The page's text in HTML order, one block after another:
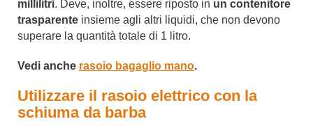
millilitri. Deve, inoltre, essere riposto in un contenitore
trasparente insieme agli altri liquidi, che non devono
superare la quantità totale di 1 litro.
Vedi anche rasoio bagaglio mano.
Utilizzare il rasoio elettrico con la
schiuma da barba